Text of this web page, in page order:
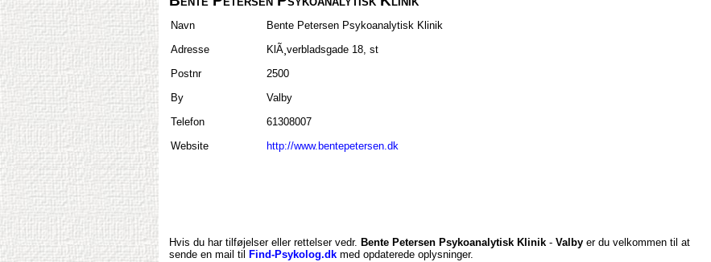
Navn
Bente Petersen Psykoanalytisk Klinik
Adresse
KlÃ¸verbladsgade 18, st
Postnr
2500
By
Valby
Telefon
61308007
Website
http://www.bentepetersen.dk
Hvis du har tilføjelser eller rettelser vedr. Bente Petersen Psykoanalytisk Klinik - Valby er du velkommen til at
sende en mail til
Find-Psykolog.dk med opdaterede oplysninger.